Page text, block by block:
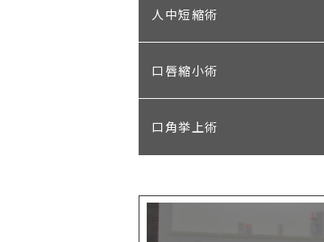
人中短縮術
口唇縮小術
口角挙上術